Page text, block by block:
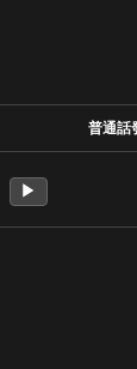
普通話
▶